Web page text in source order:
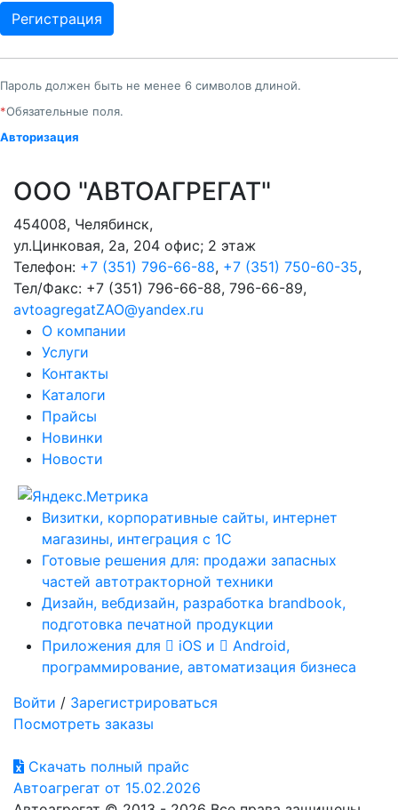
Пароль должен быть не менее 6 символов длиной.
*Обязательные поля.
Авторизация
ООО "АВТОАГРЕГАТ"
454008, Челябинск,
ул.Цинковая, 2а, 204 офис; 2 этаж
Телефон: +7 (351) 796-66-88, +7 (351) 750-60-35,
Тел/Факс: +7 (351) 796-66-88, 796-66-89,
avtoagregatZAO@yandex.ru
О компании
Услуги
Контакты
Каталоги
Прайсы
Новинки
Новости
Визитки, корпоративные сайты, интернет
магазины, интеграция с 1С
Готовые решения для: продажи запасных
частей автотракторной техники
Дизайн, вебдизайн, разработка brandbook,
подготовка печатной продукции
Приложения для
iOS и
Android,
программирование, автоматизация бизнеса
Войти / Зарегистрироваться
Посмотреть заказы
Скачать полный прайс
Автоагрегат от 15.02.2026